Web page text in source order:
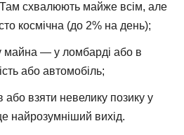
Там схвалюють майже всім, але
космічна (до 2% на день);
майна — у ломбарді або в
або автомобіль;
або взяти невелику позику у
найрозумніший вихід.